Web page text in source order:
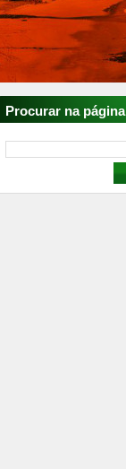
Procurar na página